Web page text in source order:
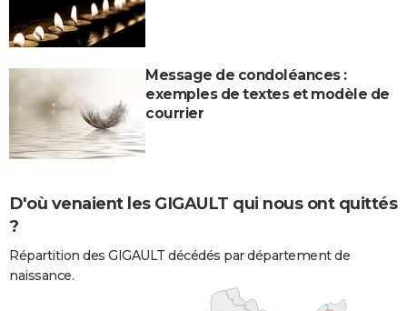
Message de condoléances :
exemples de textes et modèle de
courrier
D'où venaient les GIGAULT qui nous ont quittés
?
Répartition des GIGAULT décédés par département de
naissance.